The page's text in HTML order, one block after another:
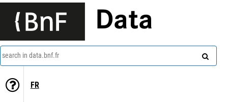
Data
search in data.bnf.fr
FR